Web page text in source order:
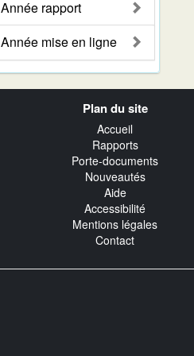
Année rapport
Année mise en ligne
Plan du site
Accueil
Rapports
Porte-documents
Nouveautés
Aide
Accessibilité
Mentions légales
Contact